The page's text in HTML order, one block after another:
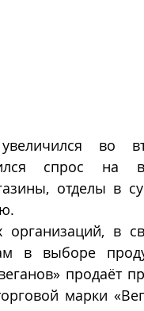
во
спрос на
отделы в
в выборе
продаёт
марки